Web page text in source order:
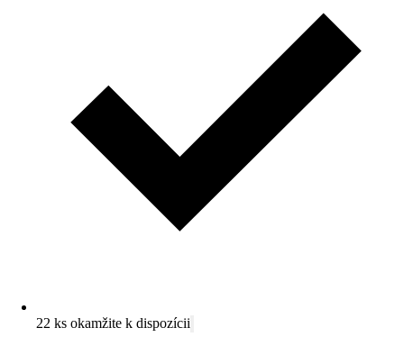
22 ks okamžite k dispozícii